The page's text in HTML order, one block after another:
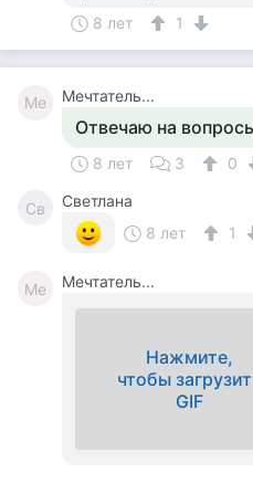
8 лет 1
Ме Мечтатель...
Отвечаю на
8 лет 3 0
Св
Светлана
8 лет
1
Ме Мечтатель...
Нажмите,
чтобы
GIF